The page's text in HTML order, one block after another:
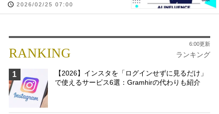
2026/02/25 07:00
RANKING ランキング
6:00更新
1
【2026】インスタを「ログインせずに見るだけ」
で使えるサービス6選：Gramhirの代わりも紹介